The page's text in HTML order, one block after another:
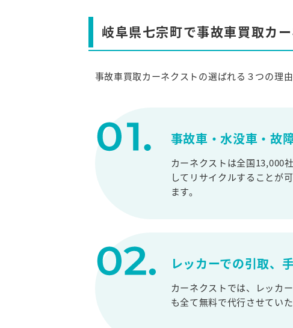
岐阜県七宗町で事故車買取カ
事故車買取カーネクストの選ばれる３つの理由
事故車・水没車・故
カーネクストは全国13,000
してリサイクルすることが
ます。
レッカーでの引取、
カーネクストでは、レッカ
も全て無料で代行させてい